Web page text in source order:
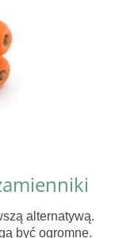
alternatywą.
być ogromne.